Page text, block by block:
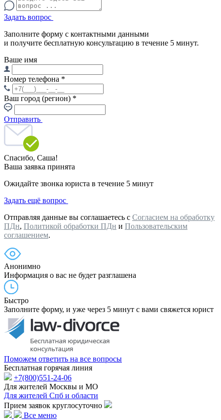
Задать вопрос
Заполните форму с контактными данными
и получите бесплатную консультацию в течение 5 минут.
Ваше имя
Номер телефона *
Ваш город (регион) *
Отправить
Спасибо, Саша!
Ваша заявка принята
Ожидайте звонка юриста в течение 5 минут
Задать ещё вопрос
Отправляя данные вы соглашаетесь с Согласием на обработку
ПДн, Политикой обработки ПДн и Пользовательским
соглашением.
Анонимно
Информация о вас не будет разглашена
Быстро
Заполните форму, и уже через 5 минут с вами свяжется юрист
Поможем ответить на все вопросы
Бесплатная горячая линия
+7(800)551-24-06
Для жителей Москвы и МО
Для жителей Спб и области
Прием заявок круглосуточно
Все меню